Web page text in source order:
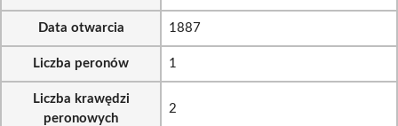
Data otwarcia 1887
Liczba peronów 1
Liczba krawędzi
peronowych
2